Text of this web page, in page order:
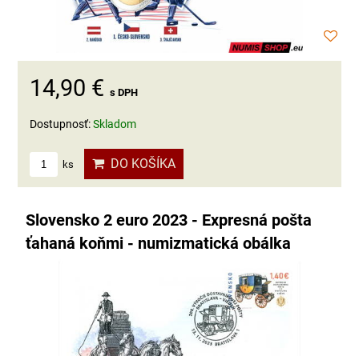
14,90 € s DPH
Dostupnosť:Skladom
ks DO KOŠÍKA
Slovensko 2 euro 2023 - Expresná pošta
ťahaná koňmi - numizmatická obálka